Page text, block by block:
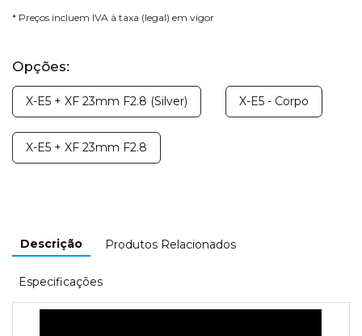
* Preços incluem IVA à taxa (legal) em vigor
Opções:
X-E5 + XF 23mm F2.8 (Silver) X-E5 - Corpo
X-E5 + XF 23mm F2.8
Descrição Produtos Relacionados
Especificações